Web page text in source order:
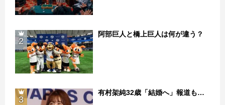
2
阿部巨人と橋上巨人は何が違う？
3
有村架純32歳「結婚へ」報道も…